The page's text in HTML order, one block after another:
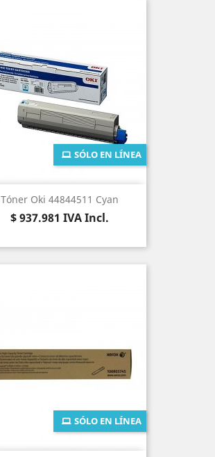
Tóner Oki 44844511 Cyan
Precio
$ 937.981 IVA Incl.
SÓLO EN LÍNEA
SÓLO EN LÍNEA